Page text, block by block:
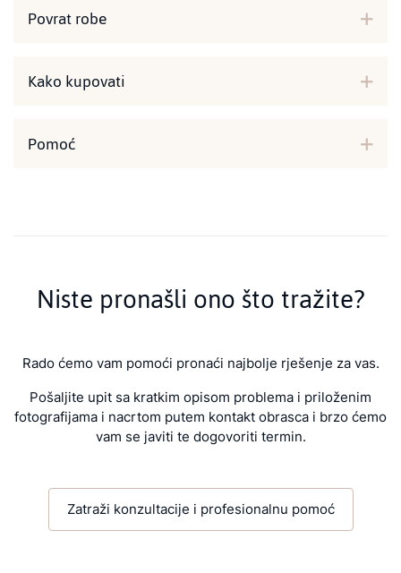
Povrat robe
Kako kupovati
Pomoć
Niste pronašli ono što tražite?
Rado ćemo vam pomoći pronaći najbolje rješenje za vas.
Pošaljite upit sa kratkim opisom problema i priloženim
fotografijama i nacrtom putem kontakt obrasca i brzo ćemo
vam se javiti te dogovoriti termin.
Zatraži konzultacije i profesionalnu pomoć